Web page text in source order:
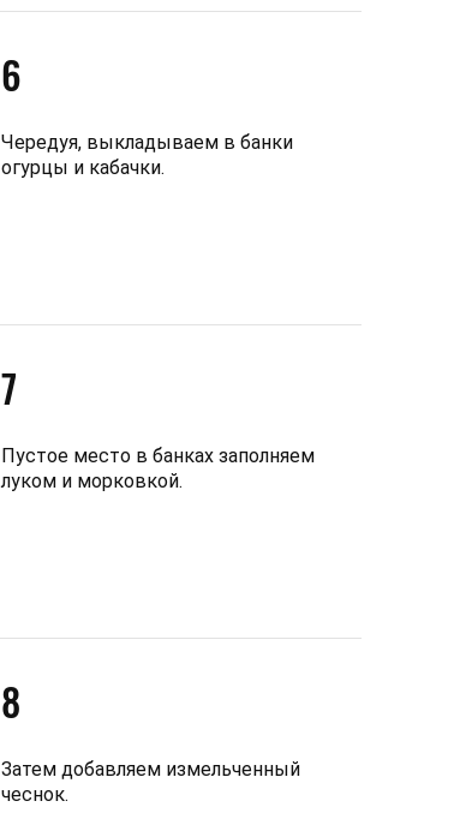
6
Чередуя, выкладываем в банки
огурцы и кабачки.
7
Пустое место в банках заполняем
луком и морковкой.
8
Затем добавляем измельченный
чеснок.